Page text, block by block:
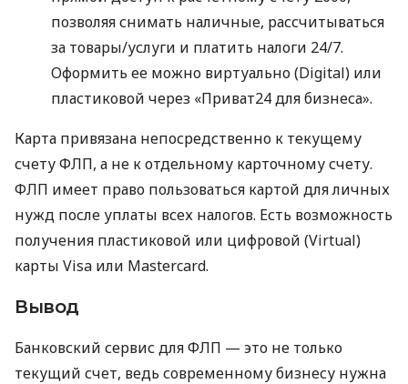
позволяя снимать наличные, рассчитываться
за товары/услуги и платить налоги 24/7.
Оформить ее можно виртуально (Digital) или
пластиковой через «Приват24 для бизнеса».
Карта привязана непосредственно к текущему
счету ФЛП, а не к отдельному карточному счету.
ФЛП имеет право пользоваться картой для личных
нужд после уплаты всех налогов. Есть возможность
получения пластиковой или цифровой (Virtual)
карты Visa или Mastercard.
Вывод
Банковский сервис для ФЛП — это не только
текущий счет, ведь современному бизнесу нужна